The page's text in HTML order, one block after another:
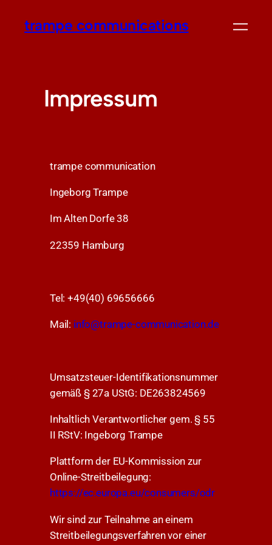
trampe communications
Impressum
trampe communication
Ingeborg Trampe
Im Alten Dorfe 38
22359 Hamburg
Tel: +49(40) 69656666
Mail: info@trampe-communication.de
Umsatzsteuer-Identifikationsnummer
gemäß § 27a UStG: DE263824569
Inhaltlich Verantwortlicher gem. § 55
II RStV: Ingeborg Trampe
Plattform der EU-Kommission zur
Online-Streitbeilegung:
https://ec.europa.eu/consumers/odr
Wir sind zur Teilnahme an einem
Streitbeilegungsverfahren vor einer